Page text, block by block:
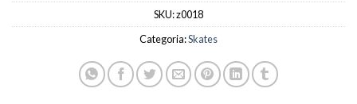
SKU:z0018
Categoria:Skates